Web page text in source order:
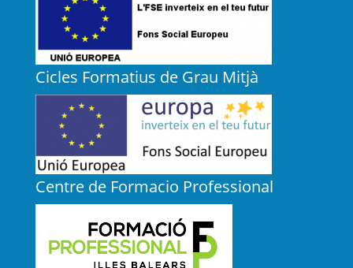
Cicles Formatius de Grau Mitjà
Centre de Formacio Professional